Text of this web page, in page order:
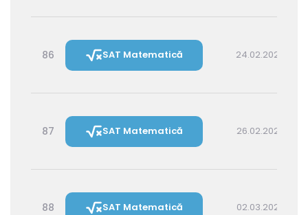
86 SAT Matematică 24.02.2027 14:30
87 SAT Matematică 26.02.2027 16:00
88 SAT Matematică 02.03.2027 16:00